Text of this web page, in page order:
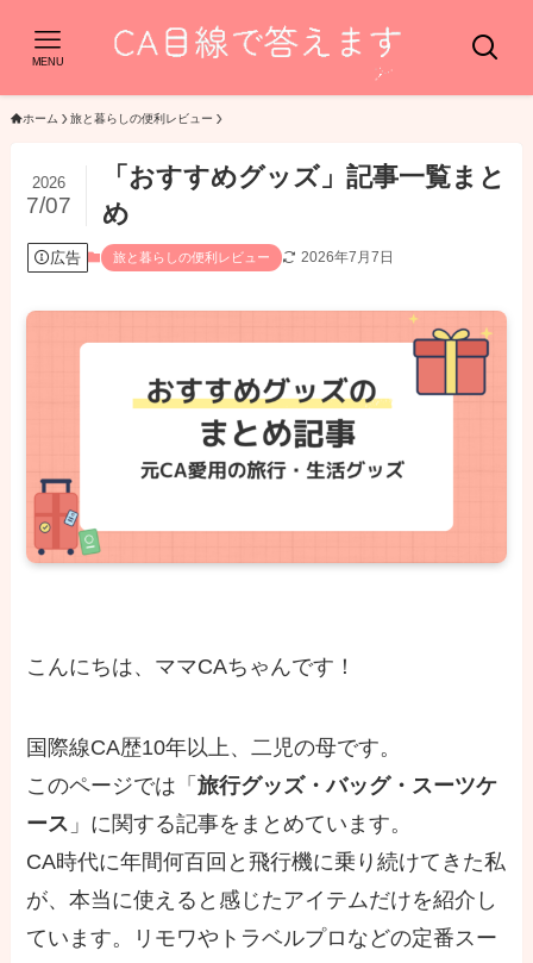
MENU
ホーム 旅と暮らしの便利レビュー
「おすすめグッズ」記事一覧まと
め
2026
7/07
広告 旅と暮らしの便利レビュー 2026年7月7日
こんにちは、ママCAちゃんです！
国際線CA歴10年以上、二児の母です。
このページでは「旅行グッズ・バッグ・スーツケ
ース 」に関する記事をまとめています。
CA時代に年間何百回と飛行機に乗り続けてきた私
が、本当に使えると感じたアイテムだけを紹介し
ています。リモワやトラベルプロなどの定番スー